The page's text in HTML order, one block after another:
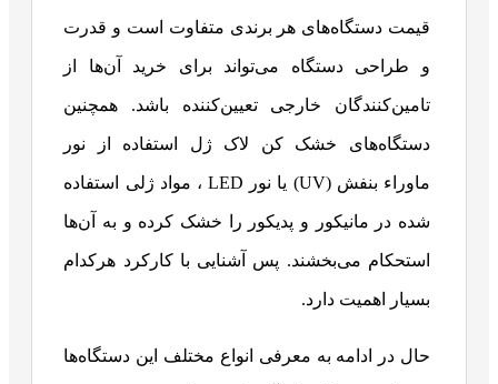
قیمت دستگاه‌های هر برندی متفاوت است و قدرت
و طراحی دستگاه می‌تواند برای خرید آن‌ها از
تامین‌کنندگان خارجی تعیین‌کننده باشد. همچنین
دستگاه‌های خشک کن لاک ژل استفاده از نور
ماوراء بنفش (UV) یا نور LED ، مواد ژلی استفاده
شده در مانیکور و پدیکور را خشک کرده و به آن‌ها
استحکام می‌بخشند. پس آشنایی با کارکرد هرکدام
بسیار اهمیت دارد.
حال در ادامه به معرفی انواع مختلف این دستگاه‌ها